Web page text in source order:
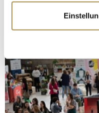
Informationen
erfassen, welche
bestimmten
Erfahren Sie mehr
verarbeitet werden, und
Abschnitt Einzelheiten